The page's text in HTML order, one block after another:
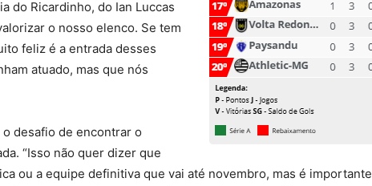
do Ricardinho, do Ian Luccas
o nosso elenco. Se tem
feliz é a entrada desses
atuado, mas que nós
desafio de encontrar o
“Isso não quer dizer que
ou a equipe definitiva que vai até novembro, mas é importante